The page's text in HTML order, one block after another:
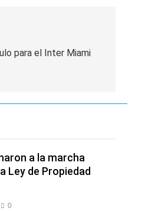
para el Inter Miami
a la marcha
Ley de Propiedad
0